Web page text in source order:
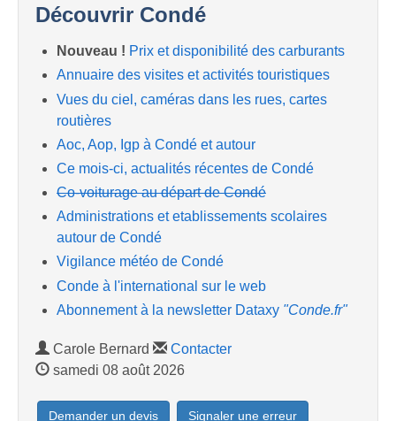
Découvrir Condé
Nouveau ! Prix et disponibilité des carburants
Annuaire des visites et activités touristiques
Vues du ciel, caméras dans les rues, cartes
routières
Aoc, Aop, Igp à Condé et autour
Ce mois-ci, actualités récentes de Condé
Co-voiturage au départ de Condé
Administrations et etablissements scolaires
autour de Condé
Vigilance météo de Condé
Conde à l'international sur le web
Abonnement à la newsletter Dataxy "Conde.fr"
Carole Bernard
Contacter
samedi 08 août 2026
Demander un devis Signaler une erreur